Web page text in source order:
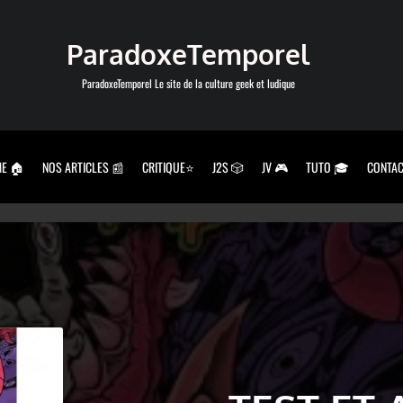
ParadoxeTemporel
ParadoxeTemporel Le site de la culture geek et ludique
🏠 NOS ARTICLES 📰 CRITIQUE⭐ J2S 🎲 JV 🎮 TUTO 🎓